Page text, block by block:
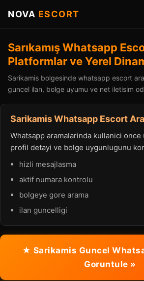
NOVA ESCORT
Sarıkamış Whatsapp
Platformlar ve Yerel
Sarikamis bolgesinde whatsapp escort
guncel ilan, bolge uyumu ve net iletisim
Sarikamis Whatsapp Escort
Whatsapp aramalarinda kullanici
profil detayi ve bolge uygunlugunu
hizli mesajlasma
aktif numara kontrolu
bolgeye gore arama
ilan guncelligi
★ Sarikamis Guncel
Goruntule »